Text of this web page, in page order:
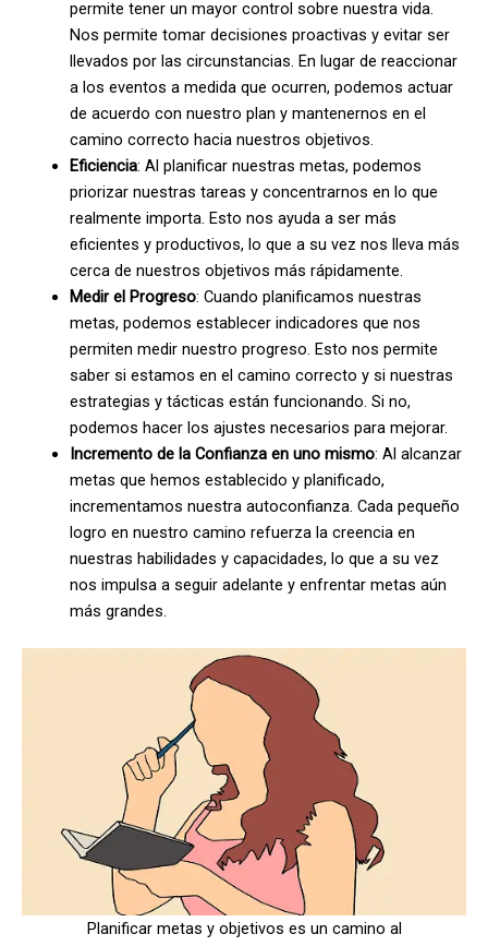
permite tener un mayor control sobre nuestra vida.
Nos permite tomar decisiones proactivas y evitar ser
llevados por las circunstancias. En lugar de reaccionar
a los eventos a medida que ocurren, podemos actuar
de acuerdo con nuestro plan y mantenernos en el
camino correcto hacia nuestros objetivos.
Eficiencia: Al planificar nuestras metas, podemos
priorizar nuestras tareas y concentrarnos en lo que
realmente importa. Esto nos ayuda a ser más
eficientes y productivos, lo que a su vez nos lleva más
cerca de nuestros objetivos más rápidamente.
Medir el Progreso: Cuando planificamos nuestras
metas, podemos establecer indicadores que nos
permiten medir nuestro progreso. Esto nos permite
saber si estamos en el camino correcto y si nuestras
estrategias y tácticas están funcionando. Si no,
podemos hacer los ajustes necesarios para mejorar.
Incremento de la Confianza en uno mismo: Al alcanzar
metas que hemos establecido y planificado,
incrementamos nuestra autoconfianza. Cada pequeño
logro en nuestro camino refuerza la creencia en
nuestras habilidades y capacidades, lo que a su vez
nos impulsa a seguir adelante y enfrentar metas aún
más grandes.
Planificar metas y objetivos es un camino al